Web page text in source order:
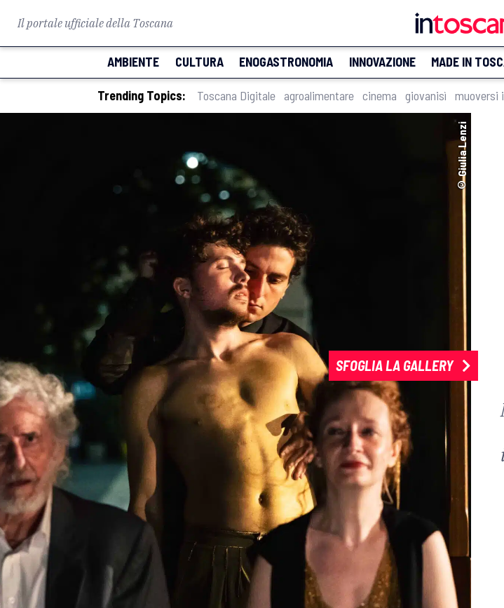
Il portale ufficiale della Toscana
AMBIENTE CULTURA ENOGASTRONOMIA INNOVAZIONE MADE IN
Trending Topics: Toscana Digitale agroalimentare cinema giovanisì muoversi
SFOGLIA LA GALLERY
© Giulia Lenzi